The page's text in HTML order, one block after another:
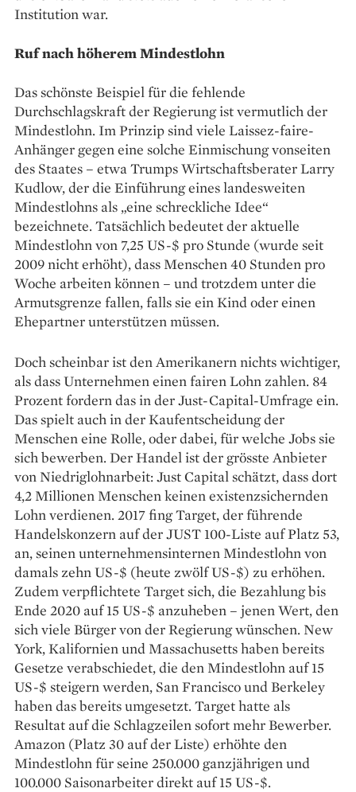
Institution war.
Ruf nach höherem Mindestlohn
Das schönste Beispiel für die ­fehlende
Durchschlagskraft der Regierung ist ­vermutlich der
Mindestlohn. Im Prinzip sind viele Laissez­-faire-
Anhänger gegen eine solche Einmischung vonseiten
des Staates – etwa Trumps Wirtschaftsberater Larry
Kudlow, der die Einführung eines landesweiten
Mindestlohns als „eine schreckliche Idee“
bezeichnete. Tatsächlich bedeutet der aktuelle
Mindestlohn von 7,25 US-$ pro Stunde (wurde seit
2009 nicht erhöht), dass Menschen 40 Stunden pro
Woche arbeiten können – und trotzdem unter die
Armutsgrenze ­fallen, falls sie ein Kind oder einen
Ehepartner unterstützen müssen.
Doch scheinbar ist den Amerikanern nichts wichtiger,
als dass Unternehmen einen ­fairen Lohn zahlen. 84
Prozent fordern das in der Just-Capital-Umfrage ein.
Das spielt auch in der Kaufentscheidung der
Menschen eine Rolle, oder dabei, für welche Jobs sie
sich ­bewerben. Der ­Handel ist der grösste Anbieter
von ­Niedriglohnarbeit: Just Capital schätzt, dass dort
4,2 Millionen Menschen keinen existenz­sichernden
Lohn verdienen. 2017 fing Target, der führende
Handelskonzern auf der JUST 100-Liste auf Platz 53,
an, seinen unternehmensinternen Mindestlohn von
damals zehn US-$ (heute zwölf US-$) zu erhöhen.
Zudem verpflichtete Target sich, die Bezahlung bis
Ende 2020 auf 15 US-$ anzuheben – jenen Wert, den
sich viele Bürger von der Regierung wünschen. New
York, Kalifornien und Massachusetts haben bereits
Gesetze verabschiedet, die den Mindestlohn auf 15
US-$ steigern werden, San Francisco und Berkeley
haben das bereits umgesetzt. Target hatte als
Resultat auf die Schlagzeilen sofort mehr Bewerber.
Amazon (Platz 30 auf der Liste) erhöhte den
Mindestlohn für seine 250.000 ganzjährigen und
100.000 Saisonarbeiter direkt auf 15 US-$.